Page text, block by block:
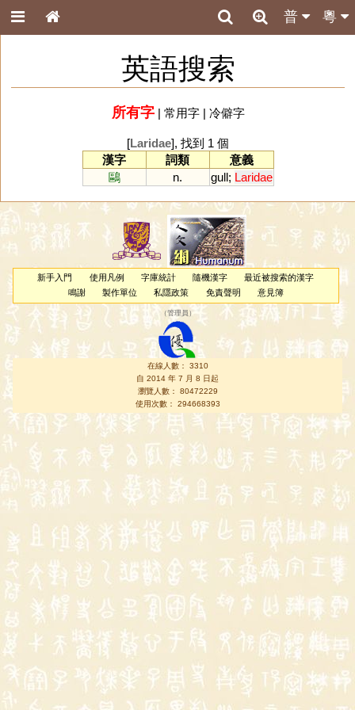
粵
普
英語搜索
所有字| 常用字| 冷僻字
[Laridae], 找到 1 個
漢字
詞類
意義
鷗
n. gull; Laridae
新手入門 使用凡例 字庫統計 隨機漢字
最近被搜索的漢字
鳴謝
製作單位 私隱政策 免責聲明 意見簿
（管理員 ）
在線人數： 3310
自 2014 年 7 月 8 日起
瀏覽人數： 80472229
使用次數： 294668393